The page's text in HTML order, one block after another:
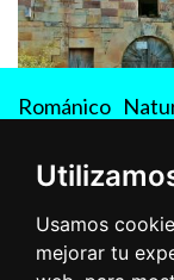
Usamos
mejorar tu
Románico